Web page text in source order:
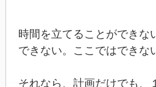
時間を立てることができな
できない。ここではできな
それなら、計画だけでも、